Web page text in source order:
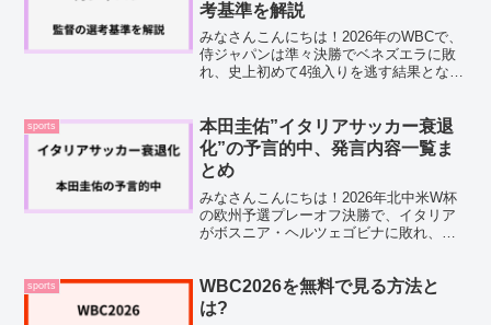
考基準を解説
みなさんこんにちは！2026年のWBCで、
侍ジャパンは準々決勝でベネズエラに敗
れ、史上初めて4強入りを逃す結果となり
ンの顔が誰になるのか、早くも気になっ
ている方は多いの...
sports
本田圭佑”イタリアサッカー衰退
化”の予言的中、発言内容一覧ま
とめ
みなさんこんにちは！2026年北中米W杯
の欧州予選プレーオフ決勝で、イタリア
がボスニア・ヘルツェゴビナに敗れ、敗
した本田圭佑さんがイタリアサッカーに
向けて放ってい...
sports
WBC2026を無料で見る方法と
は?